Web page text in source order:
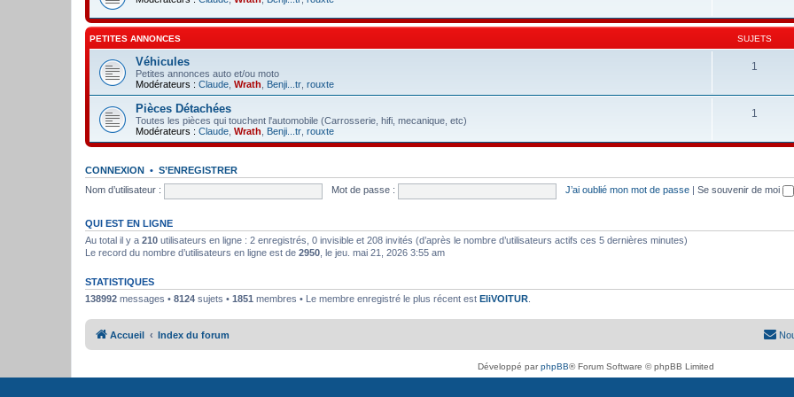
PETITES ANNONCES SUJETS
Véhicules
Petites annonces auto et/ou moto
Modérateurs : Claude Wrath Benji...tr rouxte
1
Pièces Détachées
Toutes les pièces qui touchent l'automobile (Carrosserie, hifi, mecanique, etc)
Modérateurs : Claude Wrath Benji...tr rouxte
1
CONNEXION • S’ENREGISTRER
Nom d’utilisateur :
Mot de passe : J’ai oublié mon mot de passe Se souvenir de moi
QUI EST EN LIGNE
Au total il y a 210 utilisateurs en ligne : 2 enregistrés, 0 invisible et 208 invités (d’après le nombre d’utilisateurs actifs ces 5 dernières minutes)
Le record du nombre d’utilisateurs en ligne est de 2950 , le jeu. mai 21, 2026 3:55 am
STATISTIQUES
138992 messages • 8124 sujets • 1851 membres • Le membre enregistré le plus récent est EliVOITUR
Accueil Index du forum
Développé parphpBB® Forum Software © phpBB Limited